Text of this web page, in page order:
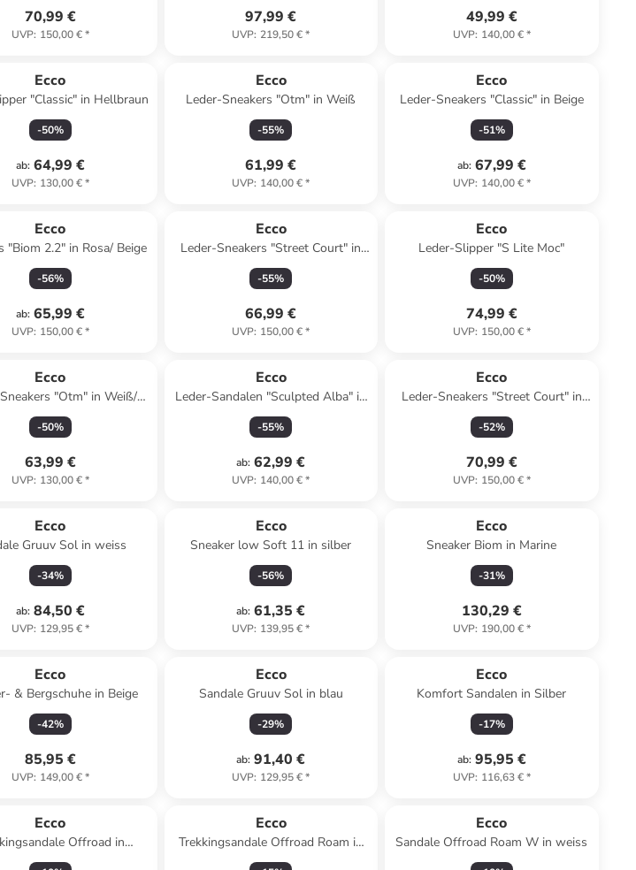
70,99 €
UVP: 150,00 €*
97,99 €
UVP: 219,50 €*
49,99 €
UVP: 140,00 €*
Ecco
"Classic" in Hellbraun
-50%
ab: 64,99 €
UVP: 130,00 €*
Ecco
Leder-Sneakers "Otm" in Weiß
-55%
61,99 €
UVP: 140,00 €*
Ecco
Leder-Sneakers "Classic" in Beige
-51%
ab: 67,99 €
UVP: 140,00 €*
Ecco
Sneakers "Biom 2.2" in Rosa/ Beige
-56%
ab: 65,99 €
UVP: 150,00 €*
Ecco
Leder-Sneakers "Street Court" in
Weiß/ Schwarz/ Gelb
-55%
66,99 €
UVP: 150,00 €*
Ecco
Leder-Slipper "S Lite Moc"
-50%
74,99 €
UVP: 150,00 €*
Ecco
"Otm" in Weiß/
Beige/ Dunkelblau
-50%
63,99 €
UVP: 130,00 €*
Ecco
Leder-Sandalen "Sculpted Alba" in
Creme
-55%
ab: 62,99 €
UVP: 140,00 €*
Ecco
Leder-Sneakers "Street Court" in
Weiß/ Hellblau
-52%
70,99 €
UVP: 150,00 €*
Ecco
Gruuv Sol in weiss
-34%
ab: 84,50 €
UVP: 129,95 €*
Ecco
Sneaker low Soft 11 in silber
-56%
ab: 61,35 €
UVP: 139,95 €*
Ecco
Sneaker Biom in Marine
-31%
130,29 €
UVP: 190,00 €*
Ecco
& Bergschuhe in Beige
-42%
85,95 €
UVP: 149,00 €*
Ecco
Sandale Gruuv Sol in blau
-29%
ab: 91,40 €
UVP: 129,95 €*
Ecco
Komfort Sandalen in Silber
-17%
ab: 95,95 €
UVP: 116,63 €*
Ecco
Offroad in
nude/limestone
Ecco
Trekkingsandale Offroad Roam in
pink
Ecco
Sandale Offroad Roam W in weiss